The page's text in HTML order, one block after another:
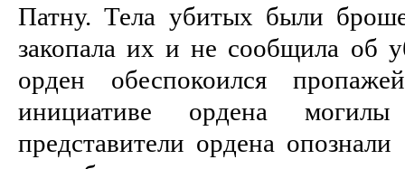
Патну. Тела убитых были
закопала их и не сообщила об
орден обеспокоился
инициативе ордена
представители ордена